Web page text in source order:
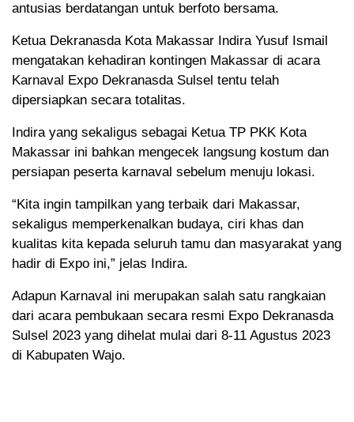
antusias berdatangan untuk berfoto bersama.
Ketua Dekranasda Kota Makassar Indira Yusuf Ismail
mengatakan kehadiran kontingen Makassar di acara
Karnaval Expo Dekranasda Sulsel tentu telah
dipersiapkan secara totalitas.
Indira yang sekaligus sebagai Ketua TP PKK Kota
Makassar ini bahkan mengecek langsung kostum dan
persiapan peserta karnaval sebelum menuju lokasi.
“Kita ingin tampilkan yang terbaik dari Makassar,
sekaligus memperkenalkan budaya, ciri khas dan
kualitas kita kepada seluruh tamu dan masyarakat yang
hadir di Expo ini,” jelas Indira.
Adapun Karnaval ini merupakan salah satu rangkaian
dari acara pembukaan secara resmi Expo Dekranasda
Sulsel 2023 yang dihelat mulai dari 8-11 Agustus 2023
di Kabupaten Wajo.